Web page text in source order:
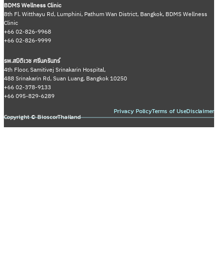
BDMS Wellness Clinic
8th Fl. Witthayu Rd, Lumphini, Pathum Wan District, Bangkok, BDMS Wellness
Clinic
+66 02-826-9968
+66 02-826-9999
รพ.สมิติเวช ศรีนครินทร์
4th Floor, Samitivej Srinakarin Hospital,
488 Srinakarin Rd, Suan Luang, Bangkok 10250
+66 02-378-9133
+66 095-829-6289
Copyright © BioscorThailand
Privacy PolicyTerms of UseDisclaimer